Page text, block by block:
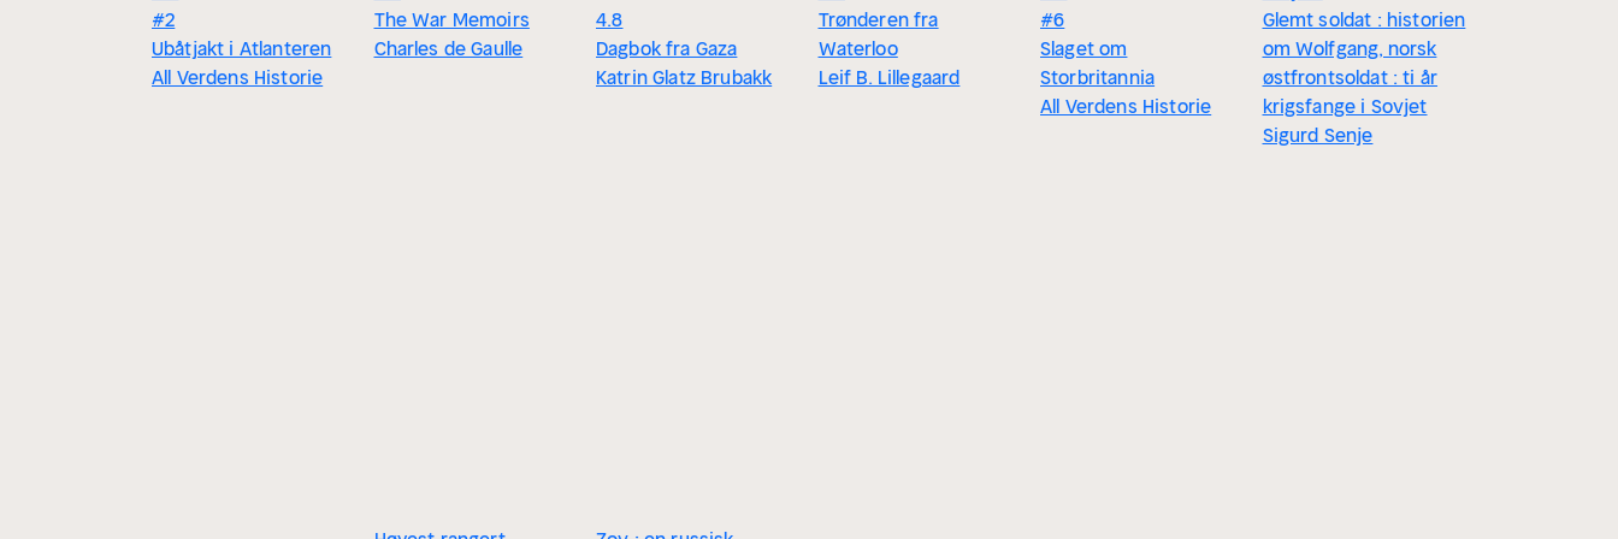
#2
Ubåtjakt i Atlanteren
All Verdens Historie
The War Memoirs
Charles de Gaulle
4.8
Dagbok fra Gaza
Katrin Glatz Brubakk
Trønderen fra
Waterloo
Leif B. Lillegaard
#6
Slaget om
Storbritannia
All Verdens Historie
Glemt soldat : historien
om Wolfgang, norsk
østfrontsoldat : ti år
krigsfange i Sovjet
Sigurd Senje